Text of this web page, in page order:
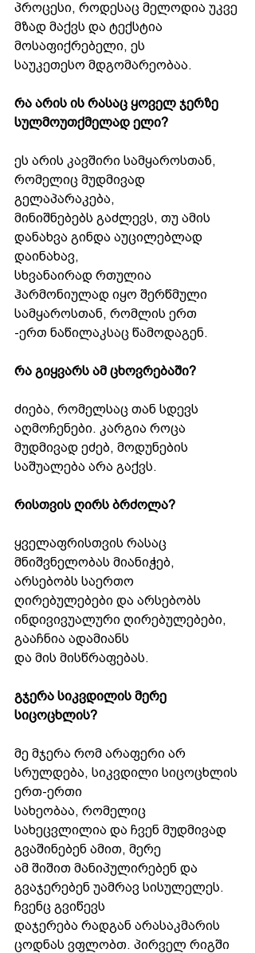
პროცესი, როდესაც მელოდია უკვე
მზად მაქვს და ტექსტია
მოსაფიქრებელი, ეს
საუკეთესო მდგომარეობაა.
რა არის ის რასაც ყოველ ჯერზე
სულმოუთქმელად ელი?
ეს არის კავშირი სამყაროსთან,
რომელიც მუდმივად
გელაპარაკება,
მინიშნებებს გაძლევს, თუ ამის
დანახვა გინდა აუცილებლად
დაინახავ,
სხვანაირად რთულია
ჰარმონიულად იყო შერწმული
სამყაროსთან, რომლის ერთ
-ერთ ნაწილაკსაც წამოდაგენ.
რა გიყვარს ამ ცხოვრებაში?
ძიება, რომელსაც თან სდევს
აღმოჩენები. კარგია როცა
მუდმივად ეძებ, მოდუნების
საშუალება არა გაქვს.
რისთვის ღირს ბრძოლა?
ყველაფრისთვის რასაც
მნიშვნელობას მიანიჭებ,
არსებობს საერთო
ღირებულებები და არსებობს
ინდივივუალური ღირებულებები,
გააჩნია ადამიანს
და მის მისწრაფებას.
გჯერა სიკვდილის მერე
სიცოცხლის?
მე მჯერა რომ არაფერი არ
სრულდება, სიკვდილი სიცოცხლის
ერთ-ერთი
სახეობაა, რომელიც
სახეცვლილია და ჩვენ მუდმივად
გვაშინებენ ამით, მერე
ამ შიშით მანიპულირებენ და
გვაჯერებენ უამრავ სისულელეს.
ჩვენც გვიწევს
დაჯერება რადგან არასაკმარის
ცოდნას ვფლობთ. პირველ რიგში